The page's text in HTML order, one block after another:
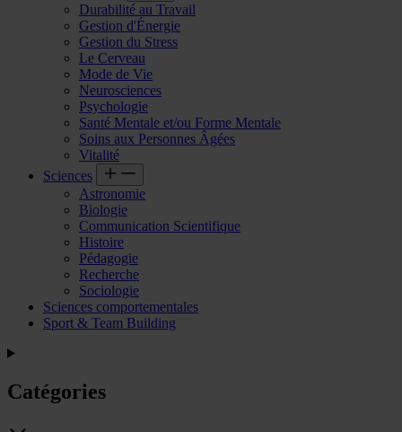
Durabilité au Travail
Gestion d'Énergie
Gestion du Stress
Le Cerveau
Mode de Vie
Neurosciences
Psychologie
Santé Mentale et/ou Forme Mentale
Soins aux Personnes Âgées
Vitalité
Sciences
Astronomie
Biologie
Communication Scientifique
Histoire
Pédagogie
Recherche
Sociologie
Sciences comportementales
Sport & Team Building
Catégories